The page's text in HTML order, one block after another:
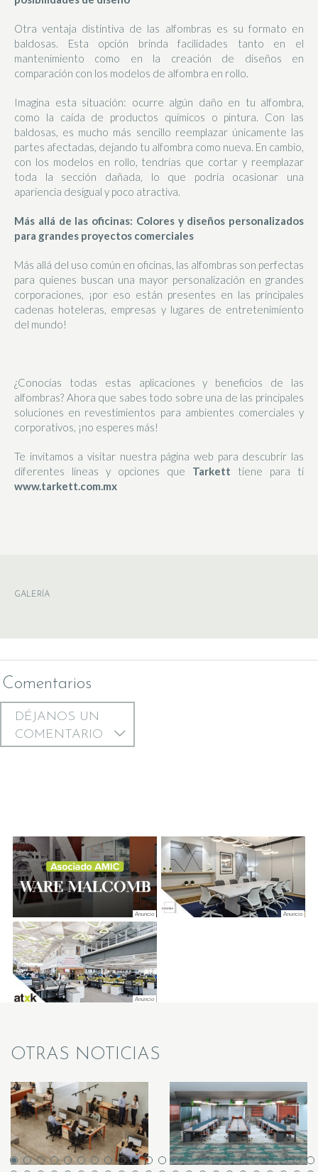
Otra ventaja distintiva de las alfombras es su formato en
baldosas. Esta opción brinda facilidades tanto en el
mantenimiento como en la creación de diseños en
comparación con los modelos de alfombra en rollo.
Imagina esta situación: ocurre algún daño en tu alfombra,
como la caída de productos químicos o pintura. Con las
baldosas, es mucho más sencillo reemplazar únicamente las
partes afectadas, dejando tu alfombra como nueva. En cambio,
con los modelos en rollo, tendrías que cortar y reemplazar
toda la sección dañada, lo que podría ocasionar una
apariencia desigual y poco atractiva.
Más allá de las oficinas: Colores y diseños personalizados
para grandes proyectos comerciales
Más allá del uso común en oficinas, las alfombras son perfectas
para quienes buscan una mayor personalización en grandes
corporaciones, ¡por eso están presentes en las principales
cadenas hoteleras, empresas y lugares de entretenimiento
del mundo!
¿Conocías todas estas aplicaciones y beneficios de las
alfombras? Ahora que sabes todo sobre una de las principales
soluciones en revestimientos para ambientes comerciales y
corporativos, ¡no esperes más!
Te invitamos a visitar nuestra página web para descubrir las
diferentes líneas y opciones que Tarkett tiene para ti
www.tarkett.com.mx
GALERÍA
Comentarios
DÉJANOS UN
COMENTARIO
OTRAS NOTICIAS